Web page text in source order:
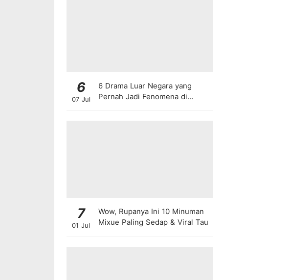
6
07 Jul
6 Drama Luar Negara yang
Pernah Jadi Fenomena di
7
01 Jul
Wow, Rupanya Ini 10 Minuman
Mixue Paling Sedap & Viral Tau